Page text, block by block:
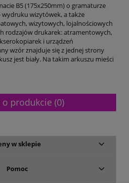
B5 (175x250mm) o gramaturze
wydruku wizytówek, a także
wizytowych, lojalnościowych
rodzajów drukarek: atramentowych,
i urządzeń
wzór znajduje się z jednej strony
jest biały. Na takim arkuszu mieści
produkcie (0)
w sklepie
Pomoc